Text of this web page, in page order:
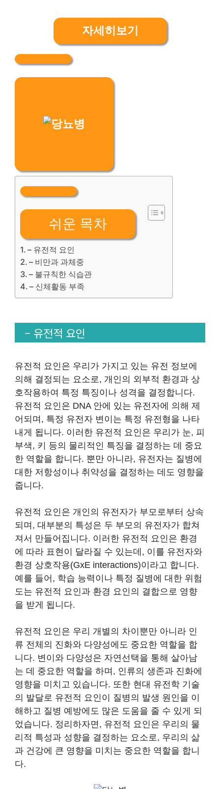
자세히보기
쉬운 목차
– 유전적 요인
– 비만과 과체중
– 불규칙한 식습관
– 신체활동 부족
– 유전적 요인
유전적 요인은 우리가 가지고 있는 유전 정보에
의해 결정되는 요소로, 개인의 외부적 환경과 상
호작용하여 특정 특징이나 성격을 결정합니다.
유전적 요인은 DNA 안에 있는 유전자에 의해 제
어되며, 특정 유전자 변이는 특정 유전형을 나타
내게 됩니다. 이러한 유전적 요인은 우리가 눈, 피
부색, 키 등의 물리적인 특징을 결정하는 데 중요
한 역할을 합니다. 뿐만 아니라, 유전자는 질병에
대한 저항성이나 취약성을 결정하는 데도 영향을
줍니다.
유전적 요인은 개인의 유전자가 부모로부터 상속
되며, 대부분의 특성은 두 부모의 유전자가 합쳐
져서 만들어집니다. 이러한 유전적 요인은 환경
에 따라 표현이 달라질 수 있는데, 이를 유전자와
환경 상호작용(GxE interactions)이라고 합니다.
예를 들어, 학습 능력이나 특정 질병에 대한 위험
도는 유전적 요인과 환경 요인의 결합으로 영향
을 받게 됩니다.
유전적 요인은 우리 개별의 차이뿐만 아니라 인
류 전체의 진화와 다양성에도 중요한 역할을 합
니다. 변이와 다양성은 자연선택을 통해 살아남
는 데 중요한 역할을 하며, 인류의 생존과 진화에
영향을 미치고 있습니다. 또한 현대 유전학 기술
의 발달로 유전적 요인이 질병의 발생 원인을 이
해하고 질병 예방에도 많은 도움을 줄 수 있게 되
었습니다. 정리하자면, 유전적 요인은 우리의 물
리적 특성과 성향을 결정하는 요소로, 우리의 삶
과 건강에 큰 영향을 미치는 중요한 역할을 합니
다.